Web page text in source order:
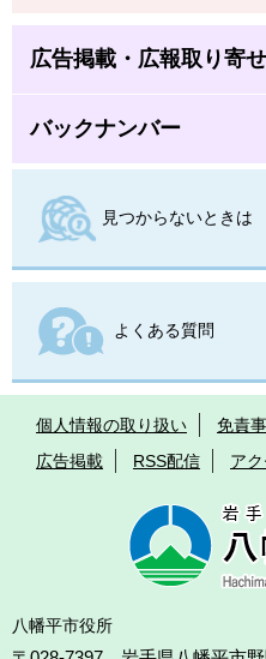
広告掲載・広報取り寄
バックナンバー
見つからないときは
よくある質問
個人情報の取り扱い
免責
広告掲載
RSS配信 ア
八幡平市役所